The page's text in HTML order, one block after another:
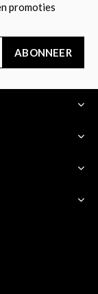
promoties
ABONNEER